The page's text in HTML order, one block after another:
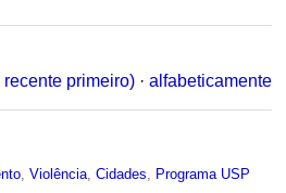
primeiro) · alfabeticamente
,Violência ,Cidades
Programa USP